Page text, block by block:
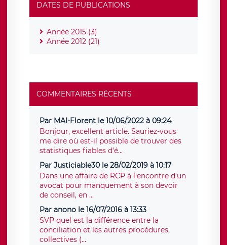
DATES DE PUBLICATIONS
Année 2015 (3)
Année 2012 (21)
COMMENTAIRES RÉCENTS
Par MAI-Florent le 10/06/2022 à 09:24
Bonjour, excellent article. Sauriez-vous
me dire où est-il possible de trouver des
statistiques fiables d'é...
Par Justiciable30 le 28/02/2019 à 10:17
Dans une affaire de RCP à l'encontre d'un
avocat pour manquement à son devoir
de conseil, en ...
Par anono le 16/07/2016 à 13:33
SVP quel est la différence entre la
conciliation et les autres procédures
collectives (...